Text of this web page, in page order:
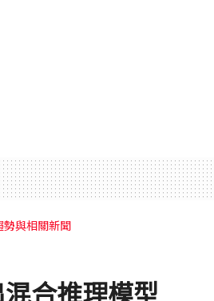
勢與相關新聞
合推理模型